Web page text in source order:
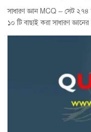
সাধারণ জ্ঞান MCQ – সেট
১০ টি বাছাই করা সাধারণ